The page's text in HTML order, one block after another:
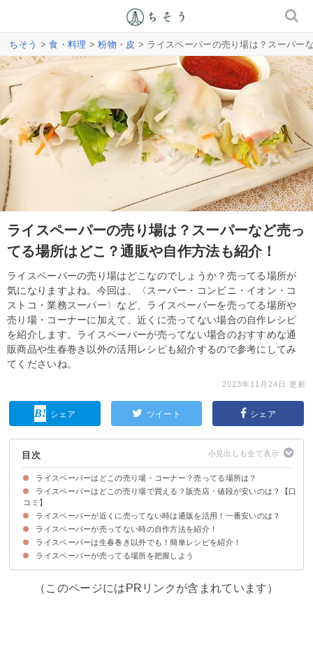
ちそう >食・料理 >粉物・皮 > ライスペーパーの売り場は？スーパー
ライスペーパーの売り場は？スーパーなど売っ
てる場所はどこ？通販や自作方法も紹介！
ライスペーパーの売り場はどこなのでしょうか？売ってる場所が
気になりますよね。今回は、〈スーパー・コンビニ・イオン・コ
ストコ・業務スーパー〉など、ライスペーパーを売ってる場所や
売り場・コーナーに加えて、近くに売ってない場合の自作レシピ
を紹介します。ライスペーパーが売ってない場合のおすすめな通
販商品や生春巻き以外の活用レシピも紹介するので参考にしてみ
てくださいね。
2023年11月24日 更新
シェア ツイート シェア
目次
ライスペーパーはどこの売り場・コーナー？売ってる場所は？
ライスペーパーの売ってる場所・販売店の一覧
ライスペーパーの売り場・コーナー
ライスペーパーはどこの売り場で買える？販売店・値段が安いのは？【口
コミ】
①ダイソー（110円）
②イオン（228円前後）
③業務スーパー（68円）
④コストコ（698円）
⑤ドンキ（298円）
⑥カルディ（150円程度）
⑦成城石井（322円）
⑧エスニック料理の食材専門店
⑨スーパー（‐円）
ライスペーパーが近くに売ってない時は通販を活用！一番安いのは？
①楽天市場｜ユウキ食品ライスペーパー（388円）
②Amazon｜ロータスブランド ライスペーパー（473円）
③ヨドバシカメラ｜友盛貿易 ベトナムライスペーパー（304円）
ライスペーパーが売ってない時の自作方法を紹介！
材料
作り方・手順
ライスペーパーは生春巻き以外でも！簡単レシピを紹介！
①ガレット
②揚げ出汁豆腐
③ラザニア
ライスペーパーが売ってる場所を把握しよう
（このページにはPRリンクが含まれています）